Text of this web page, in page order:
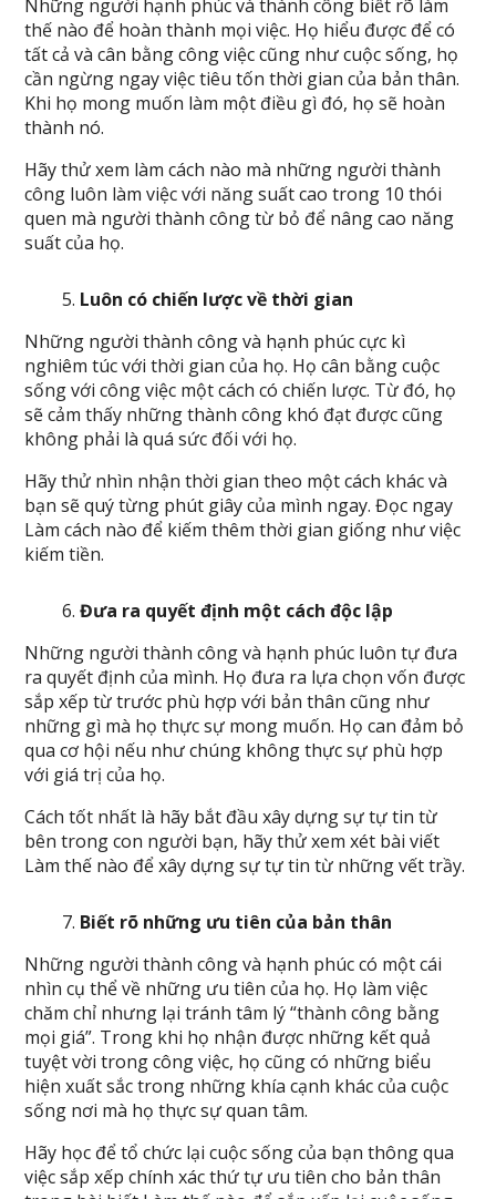
Những người hạnh phúc và thành công biết rõ làm
thế nào để hoàn thành mọi việc. Họ hiểu được để có
tất cả và cân bằng công việc cũng như cuộc sống, họ
cần ngừng ngay việc tiêu tốn thời gian của bản thân.
Khi họ mong muốn làm một điều gì đó, họ sẽ hoàn
thành nó.
Hãy thử xem làm cách nào mà những người thành
công luôn làm việc với năng suất cao trong 10 thói
quen mà người thành công từ bỏ để nâng cao năng
suất của họ.
Luôn có chiến lược về thời gian
Những người thành công và hạnh phúc cực kì
nghiêm túc với thời gian của họ. Họ cân bằng cuộc
sống với công việc một cách có chiến lược. Từ đó, họ
sẽ cảm thấy những thành công khó đạt được cũng
không phải là quá sức đối với họ.
Hãy thử nhìn nhận thời gian theo một cách khác và
bạn sẽ quý từng phút giây của mình ngay. Đọc ngay
Làm cách nào để kiếm thêm thời gian giống như việc
kiếm tiền.
Đưa ra quyết định một cách độc lập
Những người thành công và hạnh phúc luôn tự đưa
ra quyết định của mình. Họ đưa ra lựa chọn vốn được
sắp xếp từ trước phù hợp với bản thân cũng như
những gì mà họ thực sự mong muốn. Họ can đảm bỏ
qua cơ hội nếu như chúng không thực sự phù hợp
với giá trị của họ.
Cách tốt nhất là hãy bắt đầu xây dựng sự tự tin từ
bên trong con người bạn, hãy thử xem xét bài viết
Làm thế nào để xây dựng sự tự tin từ những vết trầy.
Biết rõ những ưu tiên của bản thân
Những người thành công và hạnh phúc có một cái
nhìn cụ thể về những ưu tiên của họ. Họ làm việc
chăm chỉ nhưng lại tránh tâm lý “thành công bằng
mọi giá”. Trong khi họ nhận được những kết quả
tuyệt vời trong công việc, họ cũng có những biểu
hiện xuất sắc trong những khía cạnh khác của cuộc
sống nơi mà họ thực sự quan tâm.
Hãy học để tổ chức lại cuộc sống của bạn thông qua
việc sắp xếp chính xác thứ tự ưu tiên cho bản thân